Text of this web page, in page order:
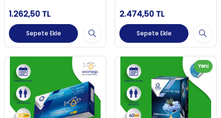
1.262,50 TL
Sepete Ekle
2.474,50 TL
Sepete Ekle
Yeni